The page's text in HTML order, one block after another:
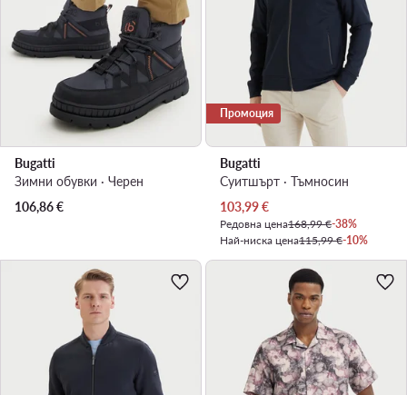
Bugatti
Зимни обувки · Черен
106,86€
Промоция
Bugatti
Суитшърт · Тъмносин
Актуална цена
103,99€
Редовна цена168,99 €-38%
Най-ниска цена115,99 €-10%